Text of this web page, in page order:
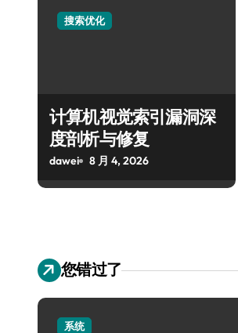
搜索优化
计算机视觉索引漏洞深
度剖析与修复
dawei 8 月 4, 2026
您错过了
系统